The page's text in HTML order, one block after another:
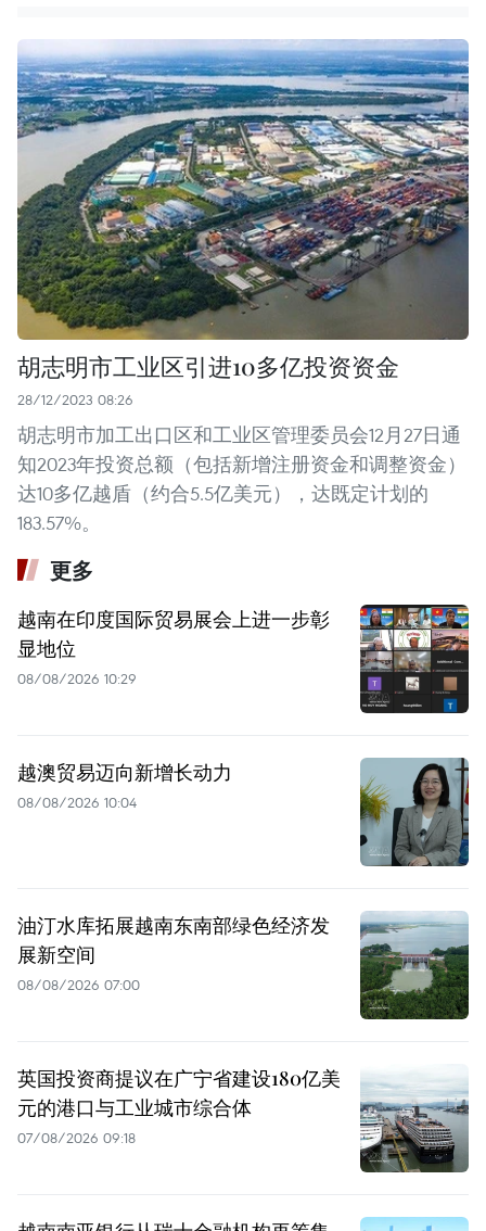
胡志明市工业区引进10多亿投资资金
28/12/2023 08:26
胡志明市加工出口区和工业区管理委员会12月27日通
知2023年投资总额（包括新增注册资金和调整资金）
达10多亿越盾（约合5.5亿美元），达既定计划的
183.57%。
更多
越南在印度国际贸易展会上进一步彰
显地位
08/08/2026 10:29
越澳贸易迈向新增长动力
08/08/2026 10:04
油汀水库拓展越南东南部绿色经济发
展新空间
08/08/2026 07:00
英国投资商提议在广宁省建设180亿美
元的港口与工业城市综合体
07/08/2026 09:18